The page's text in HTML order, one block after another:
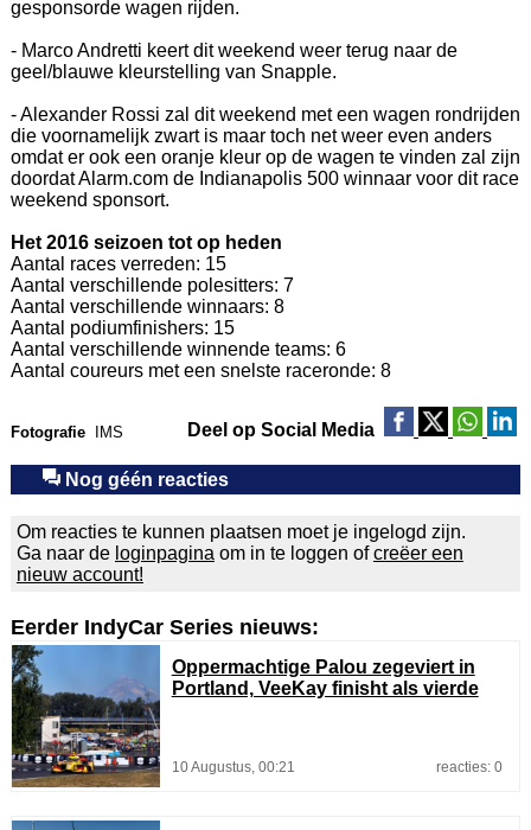
gesponsorde wagen rijden.
- Marco Andretti keert dit weekend weer terug naar de
geel/blauwe kleurstelling van Snapple.
- Alexander Rossi zal dit weekend met een wagen rondrijden
die voornamelijk zwart is maar toch net weer even anders
omdat er ook een oranje kleur op de wagen te vinden zal zijn
doordat Alarm.com de Indianapolis 500 winnaar voor dit race
weekend sponsort.
Het 2016 seizoen tot op heden
Aantal races verreden: 15
Aantal verschillende polesitters: 7
Aantal verschillende winnaars: 8
Aantal podiumfinishers: 15
Aantal verschillende winnende teams: 6
Aantal coureurs met een snelste raceronde: 8
Fotografie IMS Deel op Social Media
Nog géén reacties
Om reacties te kunnen plaatsen moet je ingelogd zijn.
Ga naar de loginpagina om in te loggen ofcreëer een
nieuw account!
Eerder IndyCar Series nieuws:
Oppermachtige Palou zegeviert in
Portland, VeeKay finisht als vierde
10 Augustus, 00:21 reacties: 0